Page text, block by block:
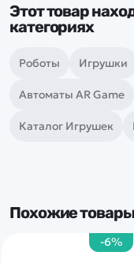
Этот товар
категориях
Роботы Игрушки
Автоматы AR Game
Каталог Игрушек
Похожие товары
-6%